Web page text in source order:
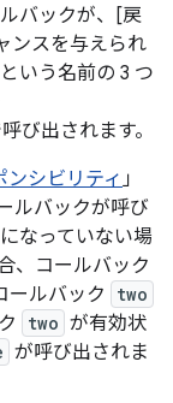
バックが、[戻
ンスを与えられ
という名前の 3 つ
び出されます。
ンシビリティ」
ルバックが呼び
なっていない場
、コールバック
ールバック two
two が有効状
が呼び出されま